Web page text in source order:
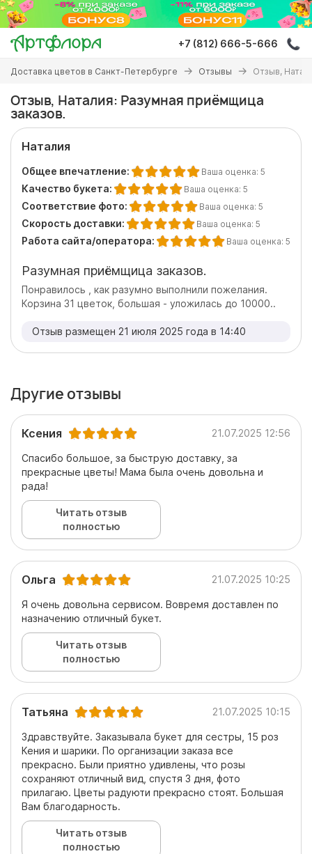
Перейти
основному
содержанию
+7 (812) 666-5-666
Вы
здесь
Доставка цветов в Санкт-Петербурге Отзывы Отзыв,
Отзыв, Наталия: Разумная приёмщица
заказов.
Наталия
Общее впечатление: Ваша оценка: 5
Качество букета: Ваша оценка: 5
Соответствие фото: Ваша оценка: 5
Скорость доставки: Ваша оценка: 5
Работа сайта/оператора: Ваша оценка: 5
Разумная приёмщица заказов.
Понравилось , как разумно выполнили пожелания.
Корзина 31 цветок, большая - уложилась до 10000..
Отзыв размещен 21 июля 2025 года в 14:40
Другие отзывы
Ксения 21.07.2025 12:56
Спасибо большое, за быструю доставку, за
прекрасные цветы! Мама была очень довольна и
рада!
Читать отзыв
полностью
Ольга 21.07.2025 10:25
Я очень довольна сервисом. Вовремя доставлен по
назначению отличный букет.
Читать отзыв
полностью
Татьяна 21.07.2025 10:15
Здравствуйте. Заказывала букет для сестры, 15 роз
Кения и шарики. По организации заказа все
прекрасно. Были приятно удивлены, что розы
сохраняют отличный вид, спустя 3 дня, фото
прилагаю. Цветы радуюти прекрасно стоят. Большая
Вам благодарность.
Читать отзыв
полностью